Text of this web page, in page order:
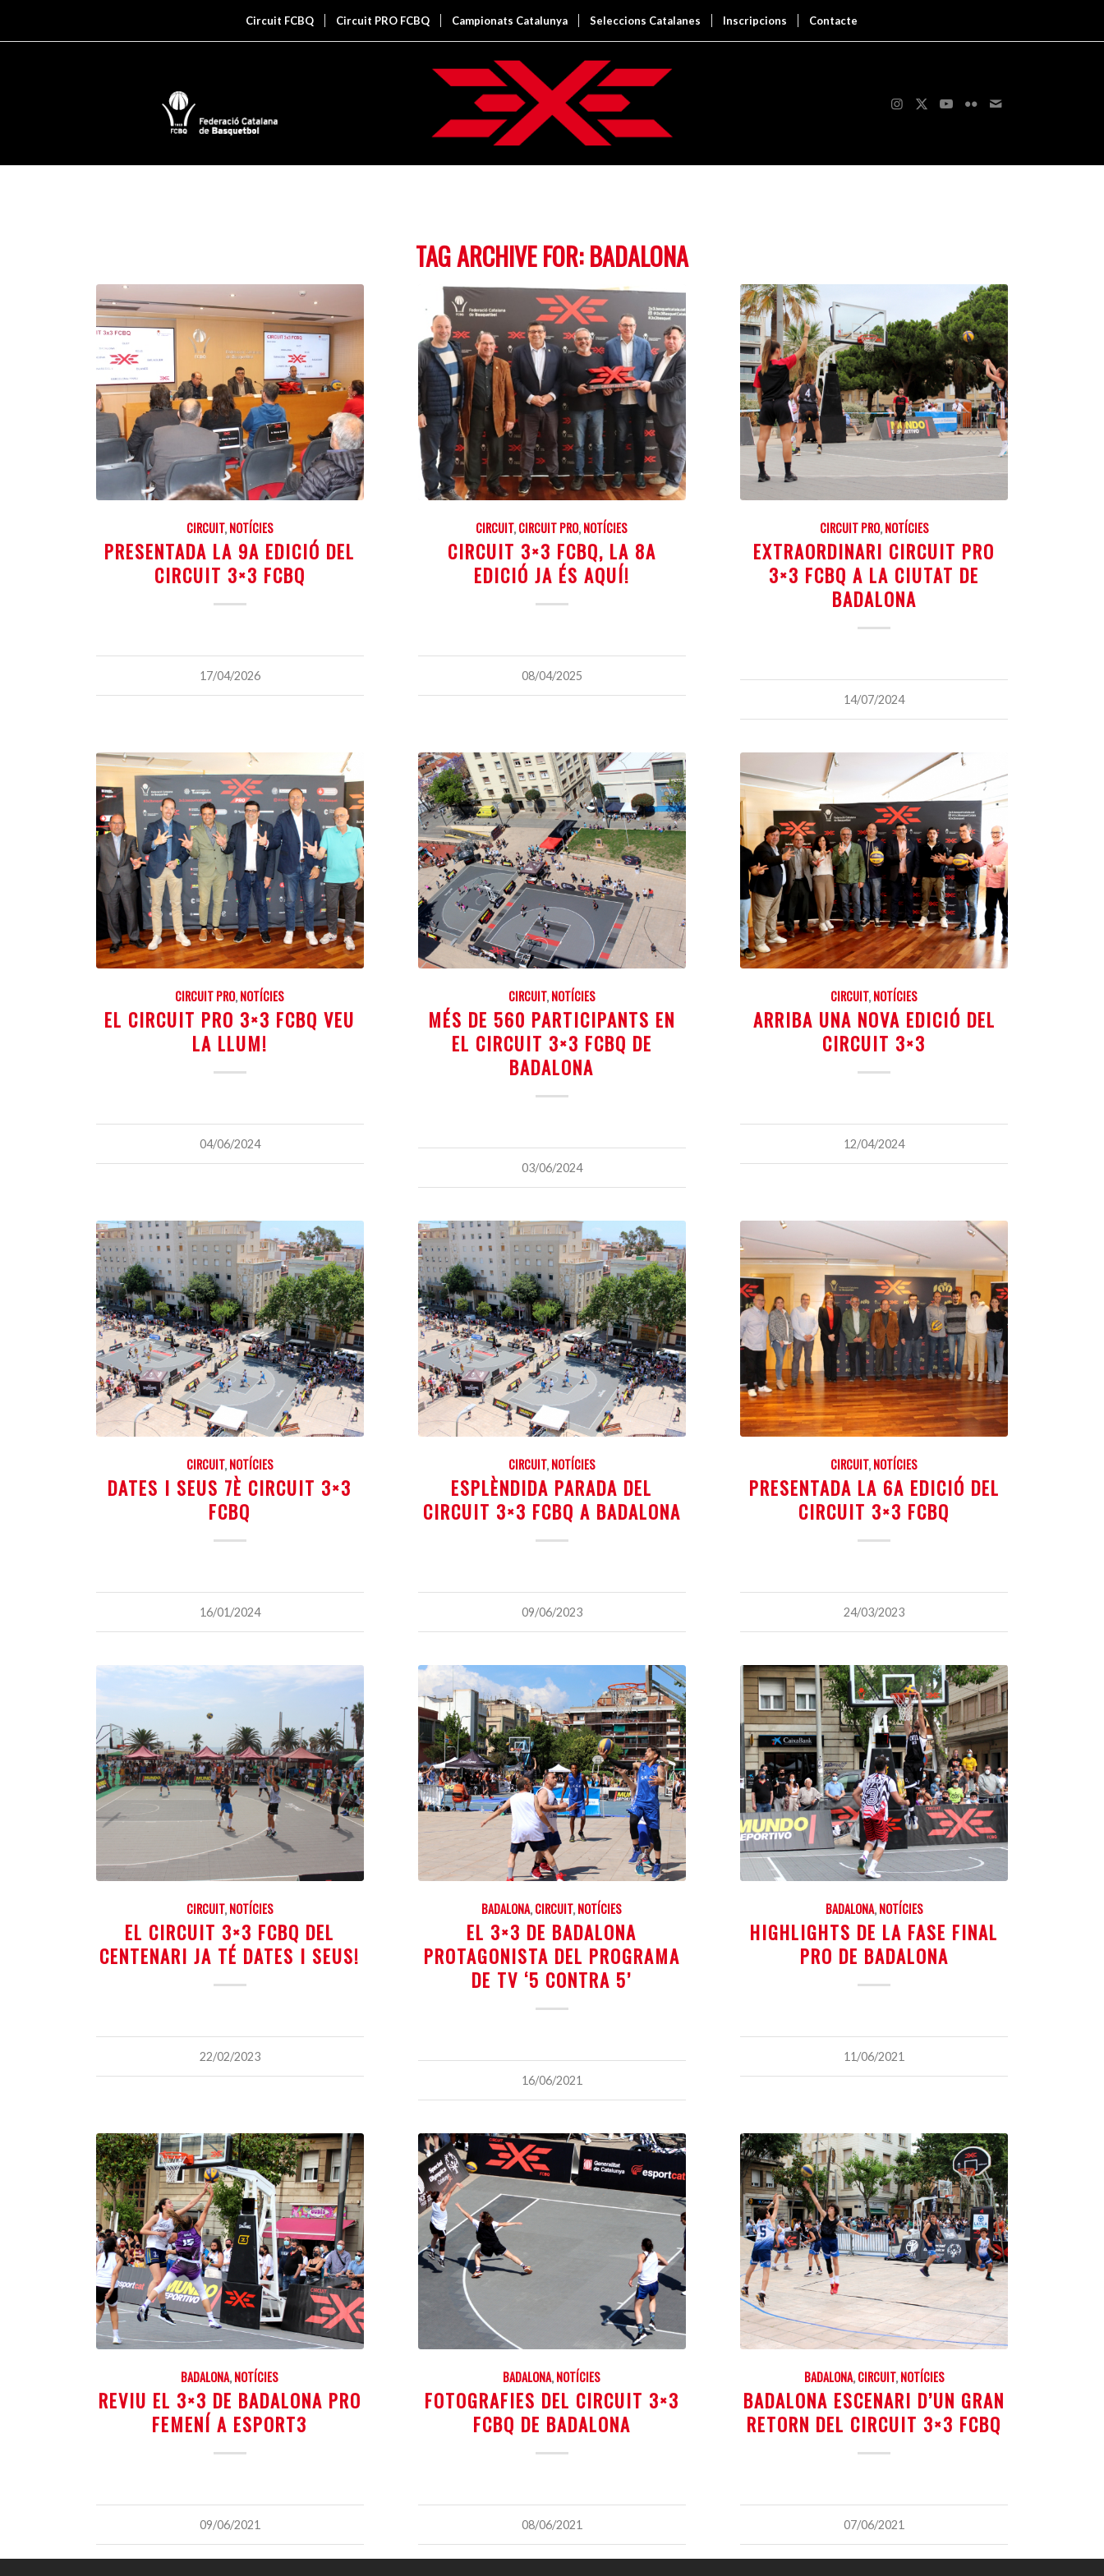
Circuit FCBQ Circuit PRO FCBQ Campionats Catalunya Seleccions Catalanes Inscripcions Contacte
TAG ARCHIVE FOR:BADALONA
CIRCUIT,NOTÍCIES
PRESENTADA LA 9A EDICIÓ DEL
CIRCUIT 3×3 FCBQ
17/04/2026
CIRCUIT,CIRCUIT PRO,NOTÍCIES
CIRCUIT 3×3 FCBQ, LA 8A
EDICIÓ JA ÉS AQUÍ!
08/04/2025
CIRCUIT PRO,NOTÍCIES
EXTRAORDINARI CIRCUIT PRO
3×3 FCBQ A LA CIUTAT DE
BADALONA
14/07/2024
CIRCUIT PRO,NOTÍCIES
EL CIRCUIT PRO 3×3 FCBQ VEU
LA LLUM!
04/06/2024
CIRCUIT,NOTÍCIES
MÉS DE 560 PARTICIPANTS EN
EL CIRCUIT 3×3 FCBQ DE
BADALONA
03/06/2024
CIRCUIT,NOTÍCIES
ARRIBA UNA NOVA EDICIÓ DEL
CIRCUIT 3×3
12/04/2024
CIRCUIT,NOTÍCIES
DATES I SEUS 7È CIRCUIT 3×3
FCBQ
16/01/2024
CIRCUIT,NOTÍCIES
ESPLÈNDIDA PARADA DEL
CIRCUIT 3×3 FCBQ A BADALONA
09/06/2023
CIRCUIT,NOTÍCIES
PRESENTADA LA 6A EDICIÓ DEL
CIRCUIT 3×3 FCBQ
24/03/2023
CIRCUIT,NOTÍCIES
EL CIRCUIT 3×3 FCBQ DEL
CENTENARI JA TÉ DATES I SEUS!
22/02/2023
BADALONA,CIRCUIT,NOTÍCIES
EL 3×3 DE BADALONA
PROTAGONISTA DEL PROGRAMA
DE TV ‘5 CONTRA 5’
16/06/2021
BADALONA,NOTÍCIES
HIGHLIGHTS DE LA FASE FINAL
PRO DE BADALONA
11/06/2021
BADALONA,NOTÍCIES
REVIU EL 3×3 DE BADALONA PRO
FEMENÍ A ESPORT3
09/06/2021
BADALONA,NOTÍCIES
FOTOGRAFIES DEL CIRCUIT 3×3
FCBQ DE BADALONA
08/06/2021
BADALONA,CIRCUIT,NOTÍCIES
BADALONA ESCENARI D’UN GRAN
RETORN DEL CIRCUIT 3×3 FCBQ
07/06/2021